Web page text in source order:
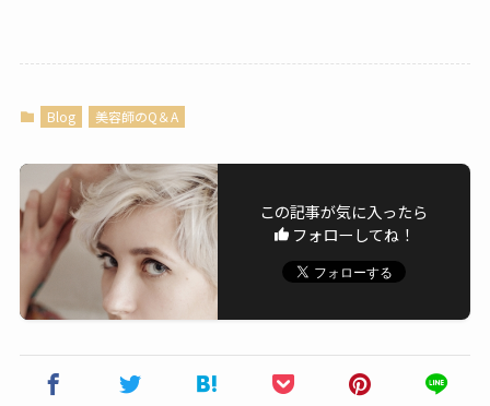
Blog 美容師のQ＆A
この記事が気に入ったら
フォローしてね！